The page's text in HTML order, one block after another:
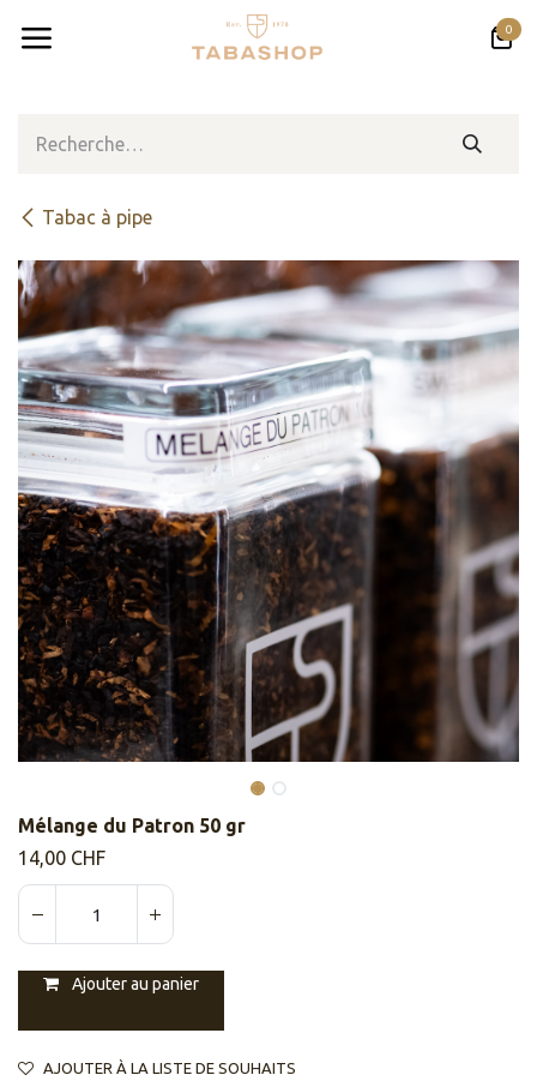
0
Tabac à pipe
Mélange du Patron 50 gr
14,00 CHF
Ajouter au panier
AJOUTER À LA LISTE DE SOUHAITS